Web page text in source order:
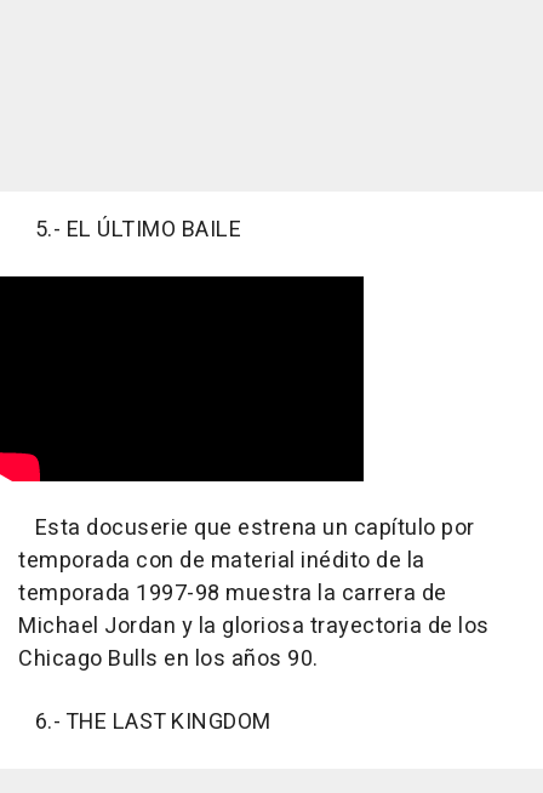
5.- EL ÚLTIMO BAILE
Esta docuserie que estrena un capítulo por
temporada con de material inédito de la
temporada 1997-98 muestra la carrera de
Michael Jordan y la gloriosa trayectoria de los
Chicago Bulls en los años 90.
6.- THE LAST KINGDOM